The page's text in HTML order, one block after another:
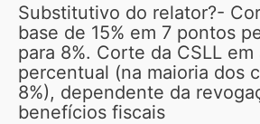
Substitutivo do relator?-
base de 15% em 7 pontos
para 8%. Corte da CSLL
percentual (na maioria dos
8%), dependente da
benefícios fiscais